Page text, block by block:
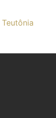
Teutônia